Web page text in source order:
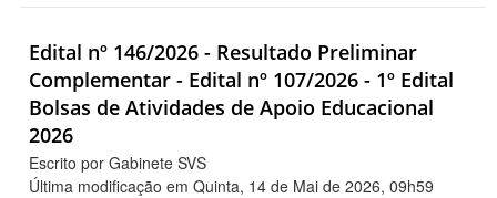
Edital nº 146/2026 - Resultado Preliminar
Complementar - Edital nº 107/2026 - 1º Edital
Bolsas de Atividades de Apoio Educacional
2026
Escrito por Gabinete SVS
Última modificação em Quinta, 14 de Mai de 2026, 09h59